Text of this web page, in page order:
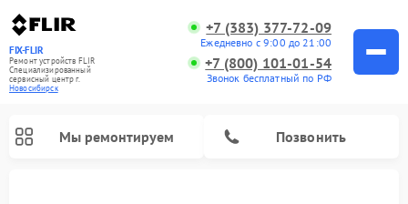
FIX-FLIR
Ремонт устройств FLIR
Специализированный
cервисный центр г.
Новосибирск
+7 (383) 377-72-09
Ежедневно с 9:00 до 21:00
+7 (800) 101-01-54
Звонок бесплатный по РФ
Мы ремонтируем Позвонить